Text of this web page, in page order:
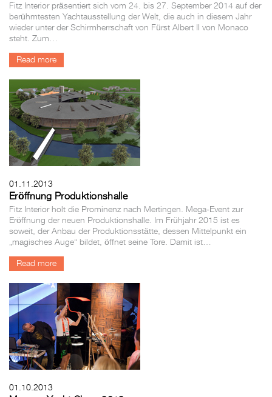
Fitz Interior präsentiert sich vom 24. bis 27. September 2014 auf der
berühmtesten Yachtausstellung der Welt, die auch in diesem Jahr
wieder unter der Schirmherrschaft von Fürst Albert II von Monaco
steht. Zum…
Read more
01.11.2013
Eröffnung Produktionshalle
Fitz Interior holt die Prominenz nach Mertingen. Mega-Event zur
Eröffnung der neuen Produktionshalle. Im Frühjahr 2015 ist es
soweit, der Anbau der Produktionsstätte, dessen Mittelpunkt ein
„magisches Auge“ bildet, öffnet seine Tore. Damit ist…
Read more
01.10.2013